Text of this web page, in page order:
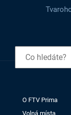
O FTV Prima
Volná místa